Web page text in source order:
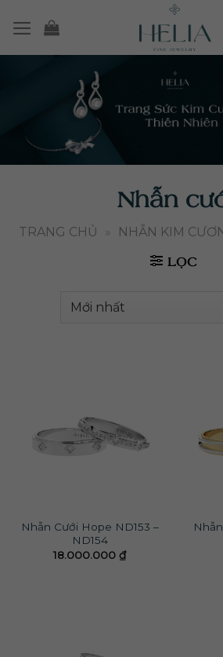
đến
Nhẫn
TRANG CHỦ » NHẪN KIM
LỌC
Nhẫn Cưới Hope ND153 –
ND154
18.000.000 ₫